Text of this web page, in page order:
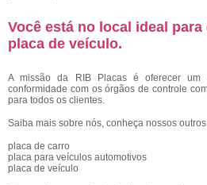
Você está no local ideal
placa de veículo.
A missão da RIB Placas é oferecer um
conformidade com os órgãos de controle
para todos os clientes.
Saiba mais sobre nós, conheça nossos
placa de carro
placa para veículos automotivos
placa de veículo